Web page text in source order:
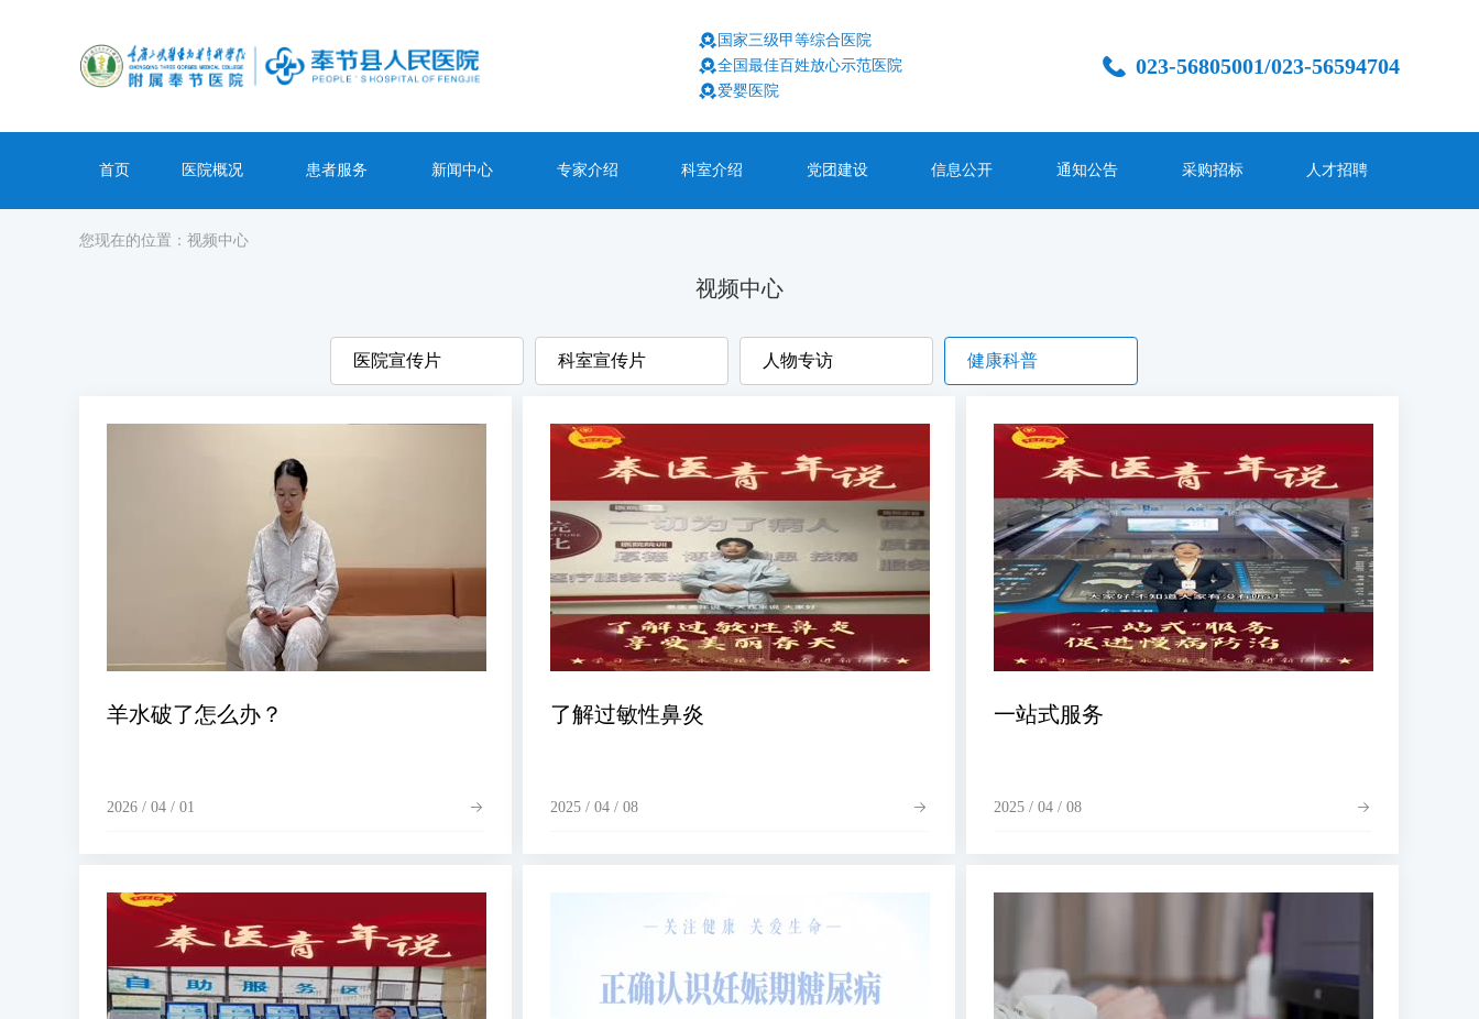
国家三级甲等综合医院
全国最佳百姓放心示范医院
爱婴医院
023-56805001/023-56594704
首页 医院概况 患者服务 新闻中心 专家介绍 科室介绍 党团建设 信息公开 通知公告 采购招标 人才招聘
您现在的位置： 视频中心
视频中心
医院宣传片 科室宣传片 人物专访 健康科普
羊水破了怎么办？
2026 / 04 / 01
了解过敏性鼻炎
2025 / 04 / 08
一站式服务
2025 / 04 / 08